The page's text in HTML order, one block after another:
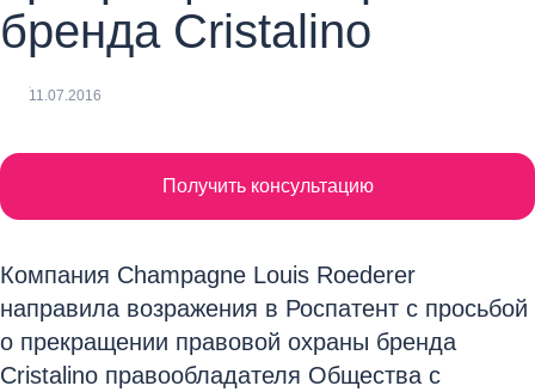
бренда Cristalino
11.07.2016
Получить консультацию
Компания Champagne Louis Roederer
направила возражения в Роспатент с просьбой
о прекращении правовой охраны бренда
Cristalino правообладателя Общества с